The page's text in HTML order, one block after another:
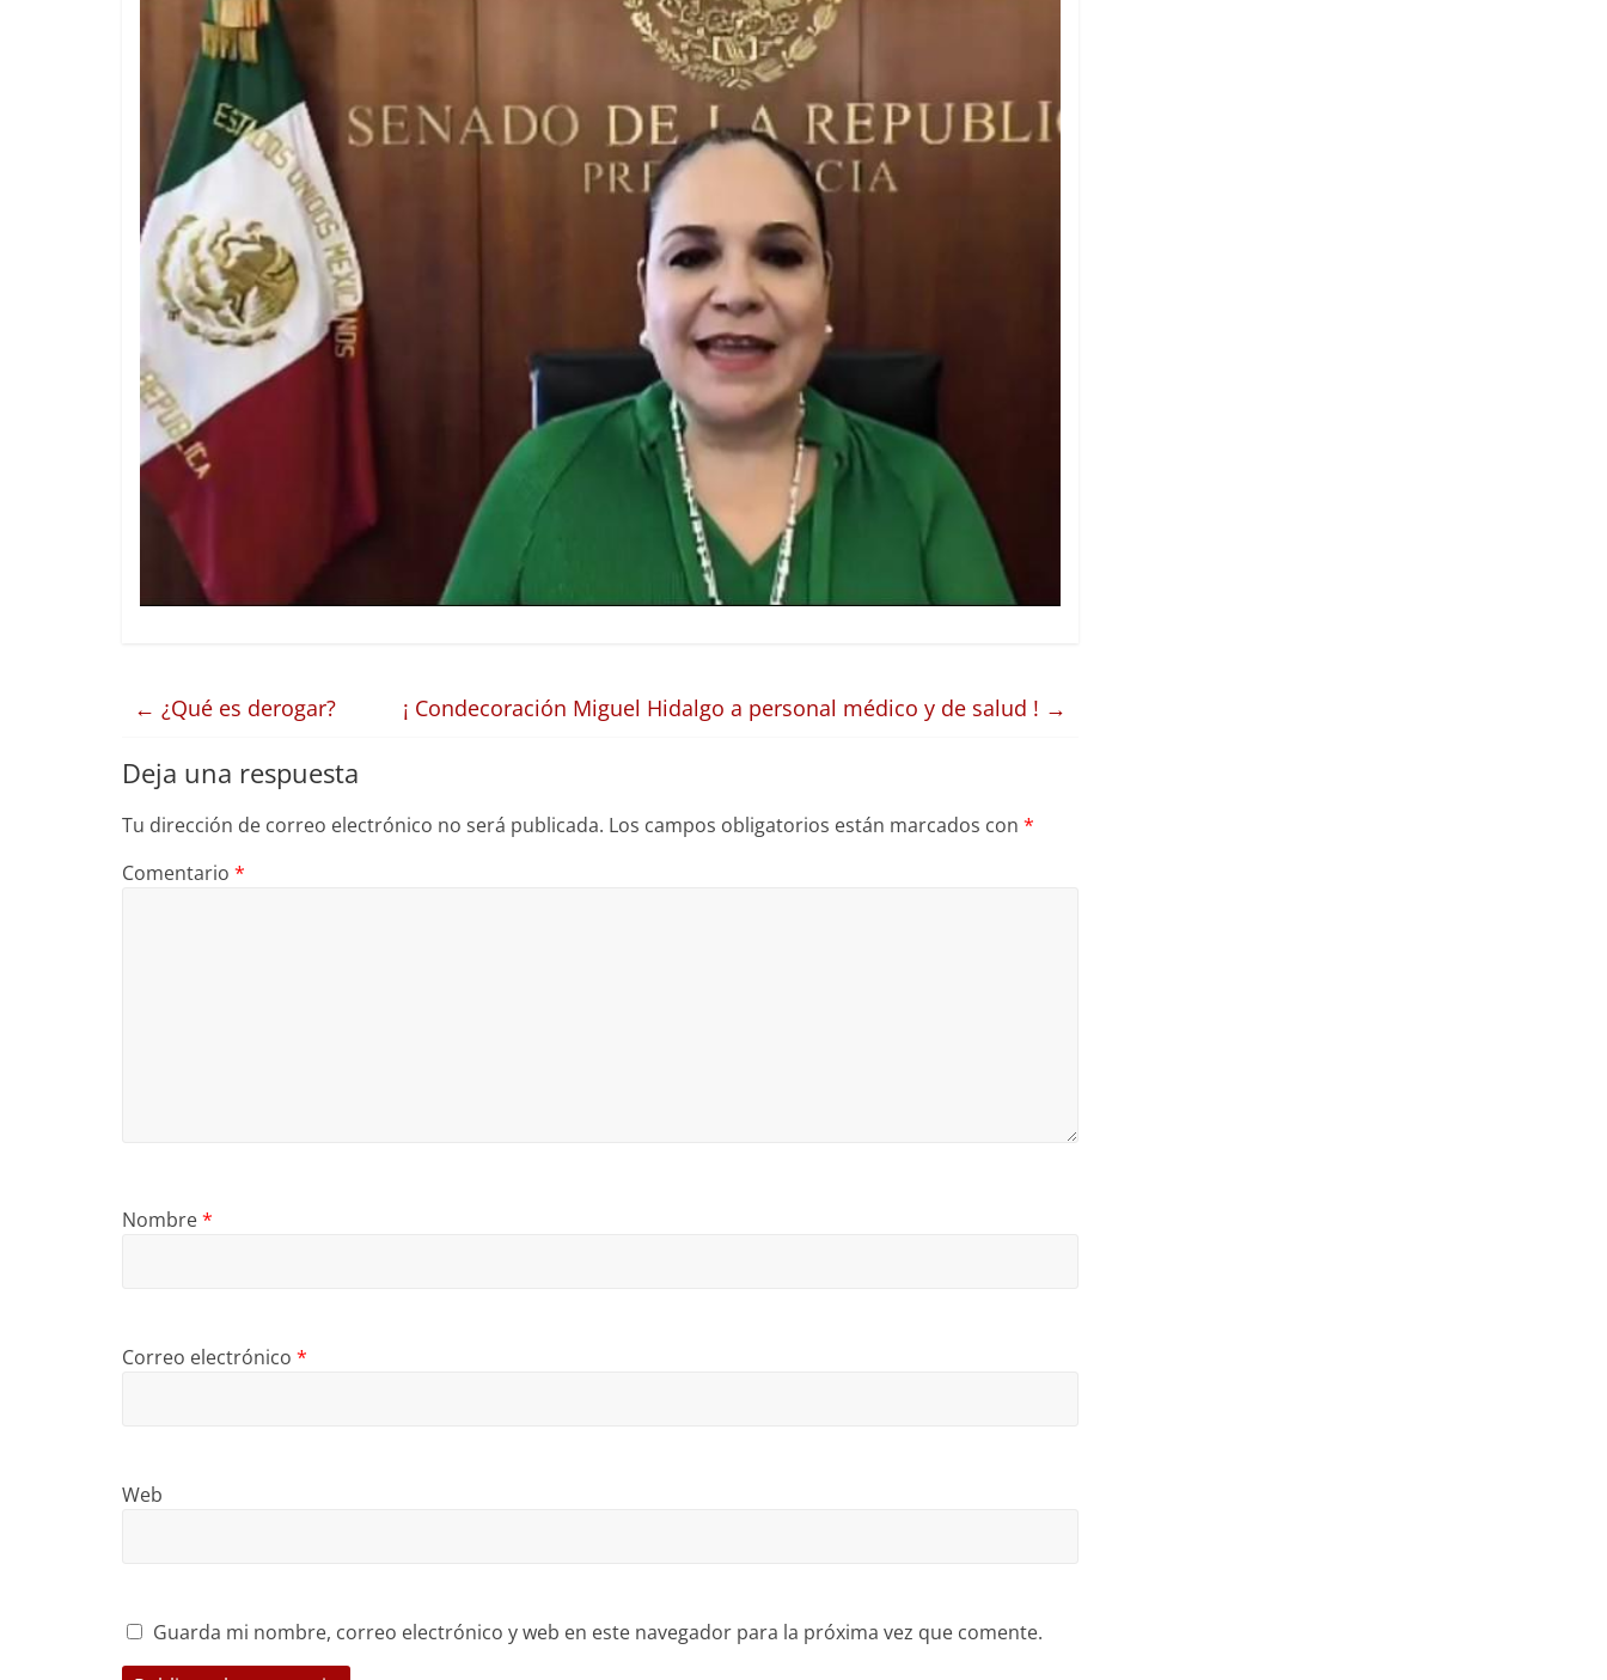
← ¿Qué es derogar? ¡ Condecoración Miguel Hidalgo a personal médico y de salud ! →
Deja una respuesta
Tu dirección de correo electrónico no será publicada. Los campos obligatorios están marcados con *
Comentario *
Nombre*
Correo electrónico *
Web
Guarda mi nombre, correo electrónico y web en este navegador para la próxima vez que comente.